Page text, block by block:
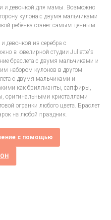
и девочкой для мамы. Возможно
кулона с двумя мальчиками
ребенка станет самым ценным
девочкой из серебра с
в ювелирной студии Juliette's
браслета с двумя мальчиками и
набором кулонов в другом
с двумя мальчиками и
как бриллианты, сапфиры,
оригинальными кристаллами
огранки любого цвета. Браслет
на любой праздник.
с помощью